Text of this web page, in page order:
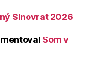
Slnovrat 2026
Som v